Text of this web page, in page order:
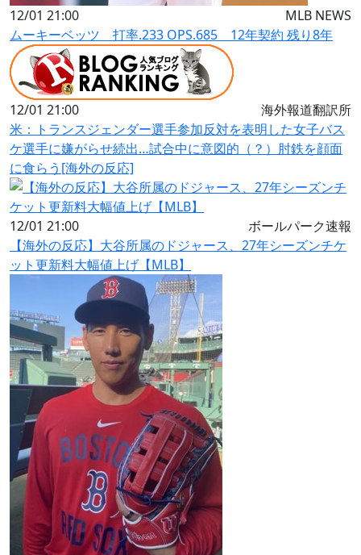
12/01 21:00
MLB NEWS
ムーキーベッツ 打率.233 OPS.685 12年契約 残り8年
12/01 21:00
海外報道翻訳所
米：トランスジェンダー選手参加反対を表明した女子バス
ケ選手に嫌がらせ続出…試合中に意図的（？）肘鉄を顔面
に食らう[海外の反応]
12/01 21:00
ボールパーク速報
【海外の反応】大谷所属のドジャース、27年シーズンチケ
ット更新料大幅値上げ【MLB】